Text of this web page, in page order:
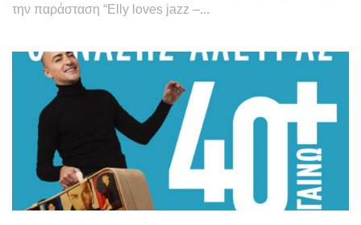
την παράσταση “Elly loves jazz –...